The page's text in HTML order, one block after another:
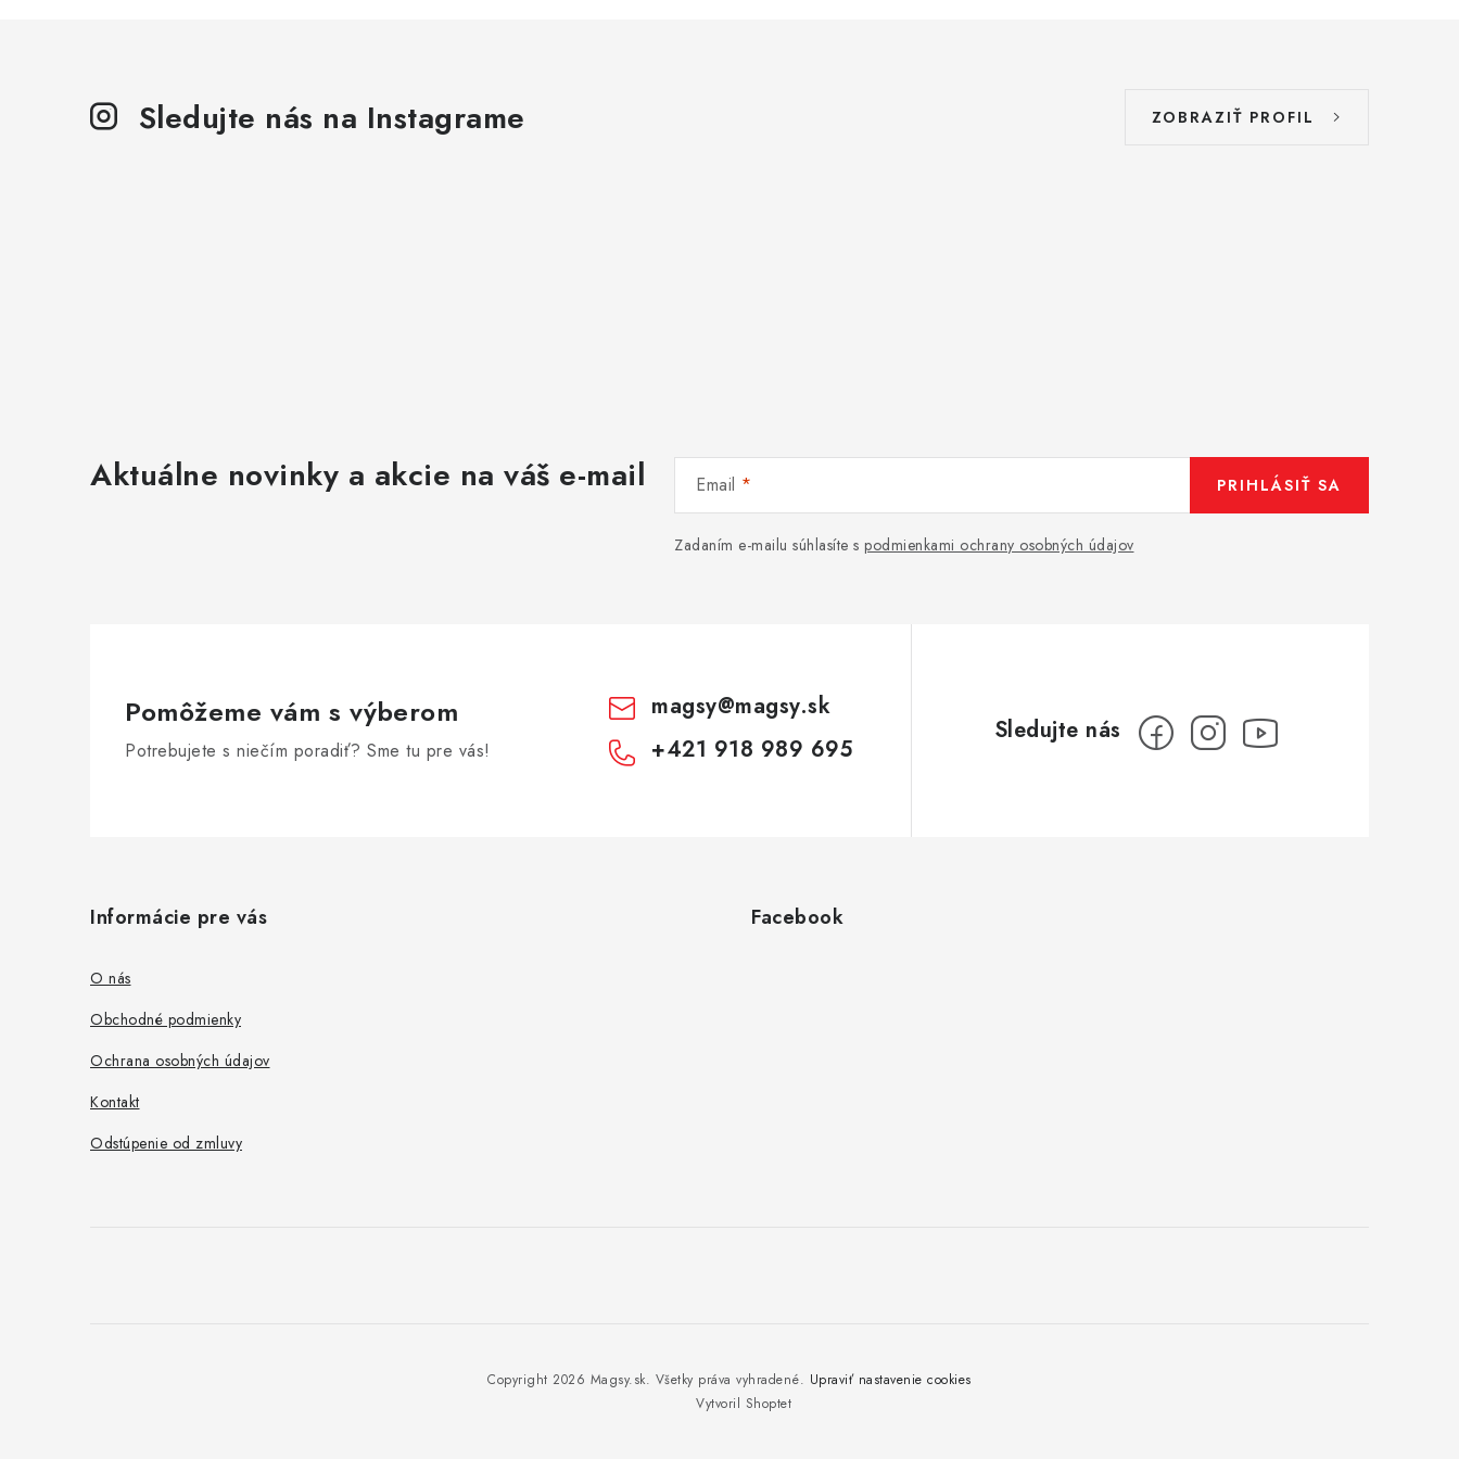
Sledujte nás na Instagrame ZOBRAZIŤ PROFIL
Aktuálne novinky a akcie na váš e-mail Email
Zadaním e-mailu súhlasíte s podmienkami ochrany osobných údajov
PRIHLÁSIŤ SA
Pomôžeme vám s výberom
Potrebujete s niečím poradiť? Sme tu pre vás!
magsy@magsy.sk
+421 918 989 695
Informácie pre vás
O nás
Obchodné podmienky
Ochrana osobných údajov
Kontakt
Odstúpenie od zmluvy
Facebook
Vytvoril Shoptet
Copyright 2026 Magsy.sk. Všetky práva vyhradené. Upraviť nastavenie cookies